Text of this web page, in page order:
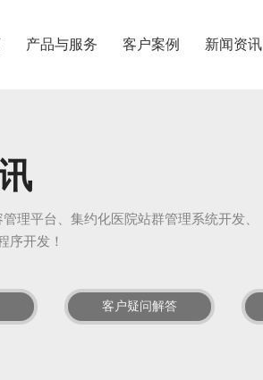
产品与服务 客户案例 新闻资讯
理平台、集约化医院站群管理系统开发、
序开发！
客户疑问解答